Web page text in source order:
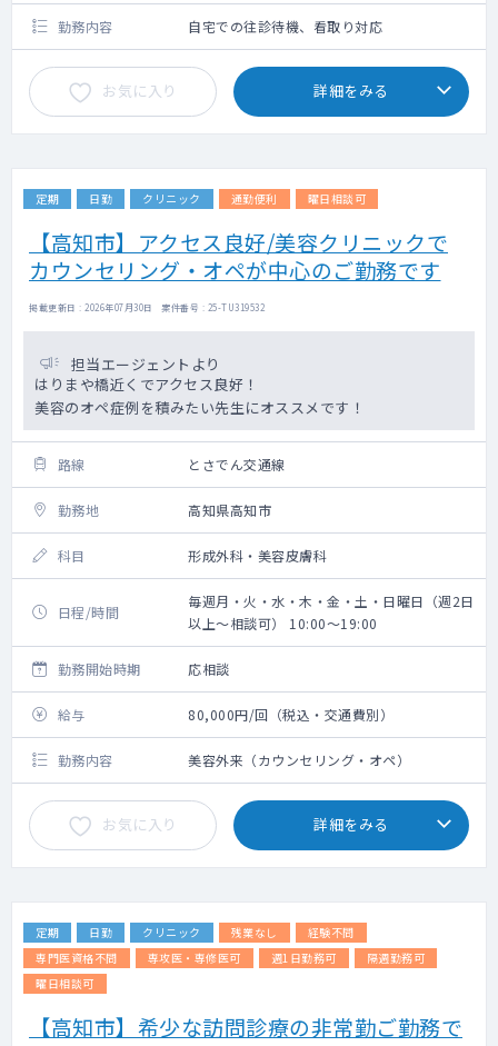
勤務内容 自宅での往診待機、看取り対応
お気に入り 詳細をみる
定期 日勤 クリニック 通勤便利 曜日相談可
【高知市】アクセス良好/美容クリニックで
カウンセリング・オペが中心のご勤務です
掲載更新日 : 2026年07月30日 案件番号 : 25-TU319532
担当エージェントより
はりまや橋近くでアクセス良好！
美容のオペ症例を積みたい先生にオススメです！
路線 とさでん交通線
勤務地 高知県高知市
科目 形成外科・美容皮膚科
日程/時間
毎週月・火・水・木・金・土・日曜日（週2日
以上～相談可） 10:00～19:00
勤務開始時期 応相談
給与 80,000円/回（税込・交通費別）
勤務内容 美容外来（カウンセリング・オペ）
お気に入り 詳細をみる
定期 日勤 クリニック 残業なし
経験不問
専門医資格不問
専攻医・専修医可 週1日勤務可
隔週勤務可
曜日相談可
【高知市】希少な訪問診療の非常勤ご勤務で